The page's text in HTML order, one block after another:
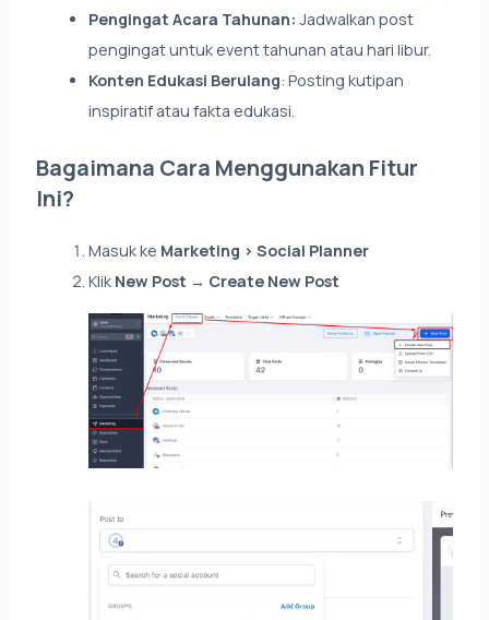
Pengingat Acara Tahunan: Jadwalkan post
pengingat untuk event tahunan atau hari libur.
Konten Edukasi Berulang: Posting kutipan
inspiratif atau fakta edukasi.
Bagaimana Cara Menggunakan Fitur
Ini?
Masuk ke Marketing > Social Planner
Klik New Post → Create New Post